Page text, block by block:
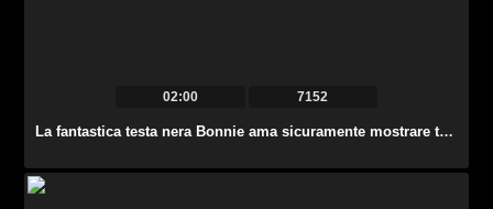
02:00 7152
La fantastica testa nera Bonnie ama sicuramente mostrare tette e capezzoli.